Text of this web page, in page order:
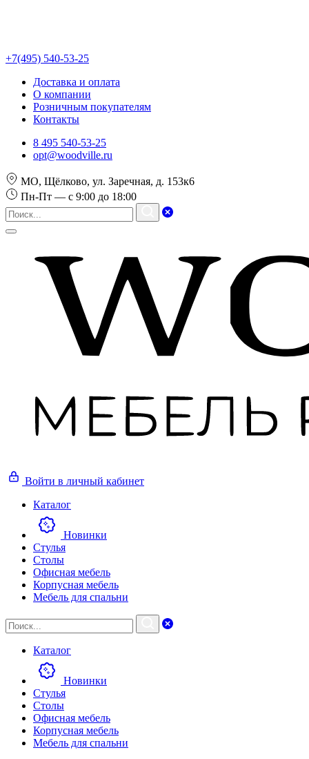
+7(495) 540-53-25
Доставка и оплата
О компании
Розничным покупателям
Контакты
8 495 540-53-25
opt@woodville.ru
МО, Щёлково, ул. Заречная, д. 153к6
Пн-Пт — с 9:00 до 18:00
Войти в личный кабинет
Каталог
Новинки
Стулья
Столы
Офисная мебель
Корпусная мебель
Мебель для спальни
Каталог
Новинки
Стулья
Столы
Офисная мебель
Корпусная мебель
Мебель для спальни